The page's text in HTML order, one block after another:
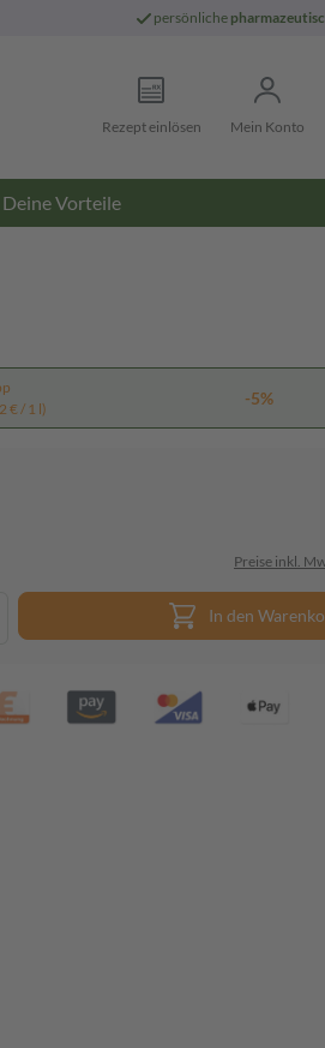
persönliche
Rezept einlösen Mein Konto
Deine Vorteile
€ / 1 l)
-5%
Preise inkl.
In den